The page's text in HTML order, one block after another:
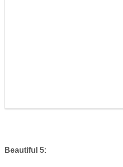
Beautiful 5: